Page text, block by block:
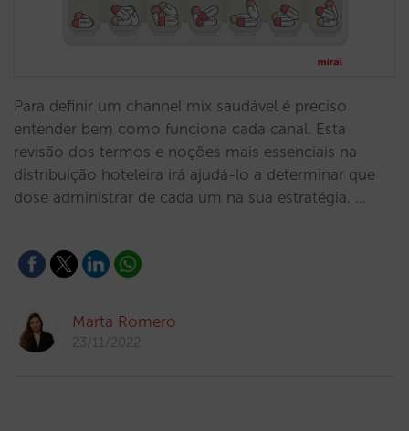
Para definir um channel mix saudável é preciso
entender bem como funciona cada canal. Esta
revisão dos termos e noções mais essenciais na
distribuição hoteleira irá ajudá-lo a determinar que
dose administrar de cada um na sua estratégia. …
Marta Romero
23/11/2022